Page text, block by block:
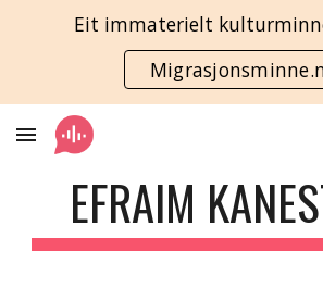
Eit immaterielt
EFRAIM